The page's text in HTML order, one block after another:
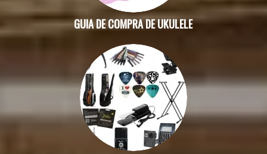
GUIA DE COMPRA DE UKULELE